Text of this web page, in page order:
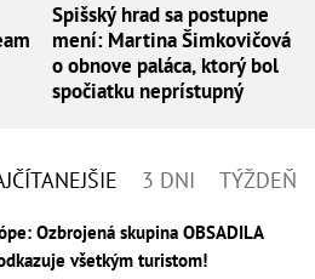
Spišský hrad sa postupne
mení: Martina Šimkovičová
o obnove paláca, ktorý bol
spočiatku neprístupný
3 DNI TÝŽDEŇ
Ozbrojená skupina OBSADILA
všetkým turistom!